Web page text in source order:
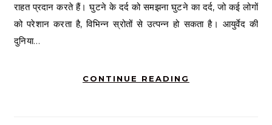
राहत प्रदान करते हैं। घुटने के दर्द को समझना घुटने का दर्द, जो कई लोगों
को परेशान करता है, विभिन्न स्रोतों से उत्पन्न हो सकता है। आयुर्वेद की
दुनिया…
CONTINUE READING